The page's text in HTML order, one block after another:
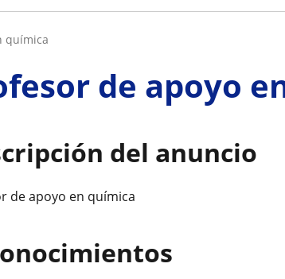
química
de apoyo
del anuncio
de apoyo en química